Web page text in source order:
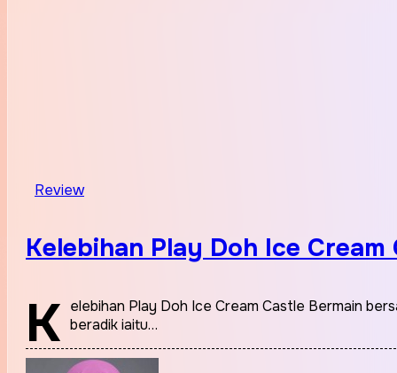
Review
Kelebihan Play Doh Ice Cream
K elebihan Play Doh Ice Cream Castle Bermain
beradik iaitu…